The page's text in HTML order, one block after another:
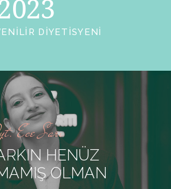
DIYETISYENI
Ece Sarı
HENÜZ
OLMAN